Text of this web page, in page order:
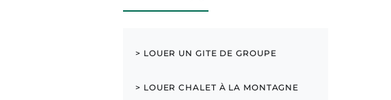
> LOUER UN GITE DE GROUPE
> LOUER CHALET À LA MONTAGNE